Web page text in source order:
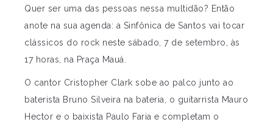
Quer ser uma das pessoas nessa multidão? Então
anote na sua agenda: a Sinfônica de Santos vai tocar
clássicos do rock neste sábado, 7 de setembro, às
17 horas, na Praça Mauá.
O cantor Cristopher Clark sobe ao palco junto ao
baterista Bruno Silveira na bateria, o guitarrista Mauro
Hector e o baixista Paulo Faria e completam o